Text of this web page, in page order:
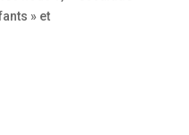
» et